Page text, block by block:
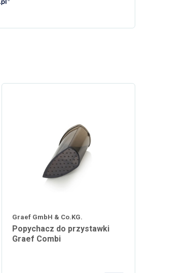
Graef GmbH & Co.KG.
Popychacz do przystawki
Graef Combi